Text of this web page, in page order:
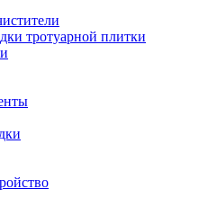
тротуарной плитки